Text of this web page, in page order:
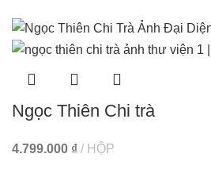
Ngọc Thiên Chi trà
4.799.000 ₫ HỘP